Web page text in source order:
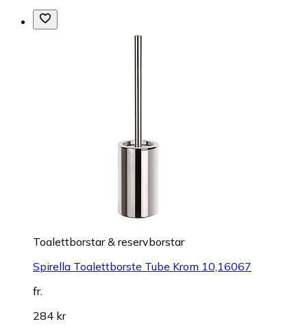
Toalettborstar & reservborstar
Spirella Toalettborste Tube Krom 10,16067
fr.
284 kr